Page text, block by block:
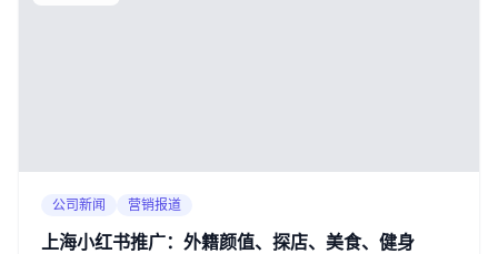
公司新闻 营销报道
上海小红书推广：外籍颜值、探店、美食、健身